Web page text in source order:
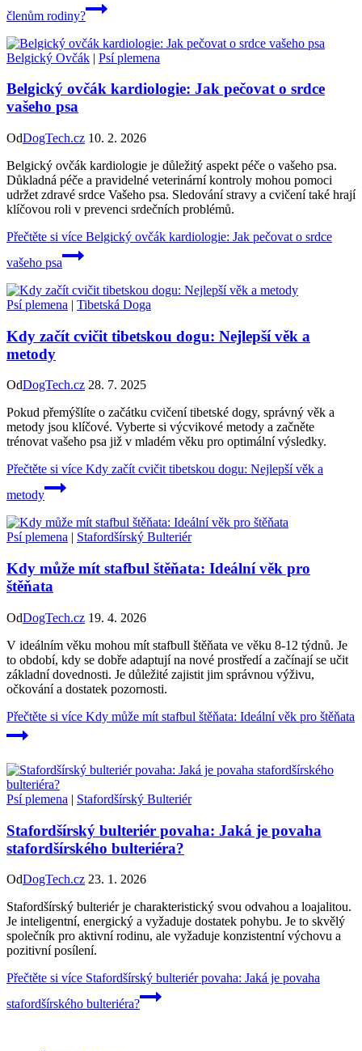
členům rodiny?
Belgický Ovčák | Psí plemena
Belgický ovčák kardiologie: Jak pečovat o srdce
vašeho psa
OdDogTech.cz 10. 2. 2026
Belgický ovčák kardiologie je důležitý aspekt péče o vašeho psa.
Důkladná péče a pravidelné veterinární kontroly mohou pomoci
udržet zdravé srdce Vašeho psa. Sledování stravy a cvičení také hrají
klíčovou roli v prevenci srdečních problémů.
Přečtěte si více Belgický ovčák kardiologie: Jak pečovat o srdce
vašeho psa
Psí plemena | Tibetská Doga
Kdy začít cvičit tibetskou dogu: Nejlepší věk a
metody
OdDogTech.cz 28. 7. 2025
Pokud přemýšlíte o začátku cvičení tibetské dogy, správný věk a
metody jsou klíčové. Vyberte si výcvikové metody a začněte
trénovat vašeho psa již v mladém věku pro optimální výsledky.
Přečtěte si více Kdy začít cvičit tibetskou dogu: Nejlepší věk a
metody
Psí plemena | Stafordšírský Bulteriér
Kdy může mít stafbul štěňata: Ideální věk pro
štěňata
OdDogTech.cz 19. 4. 2026
V ideálním věku mohou mít stafbull štěňata ve věku 8-12 týdnů. Je
to období, kdy se dobře adaptují na nové prostředí a začínají se učit
základní dovednosti. Je důležité zajistit jim správnou výživu,
očkování a dostatek pozornosti.
Přečtěte si více Kdy může mít stafbul štěňata: Ideální věk pro štěňata
Psí plemena | Stafordšírský Bulteriér
Stafordšírský bulteriér povaha: Jaká je povaha
stafordšírského bulteriéra?
OdDogTech.cz 23. 1. 2026
Stafordšírský bulteriér je charakteristický svou odvahou a loajalitou.
Je inteligentní, energický a vyžaduje dostatek pohybu. Je to skvělý
společník pro aktivní rodinu, ale vyžaduje konzistentní výchovu a
pozitivní posílení.
Přečtěte si více Stafordšírský bulteriér povaha: Jaká je povaha
stafordšírského bulteriéra?